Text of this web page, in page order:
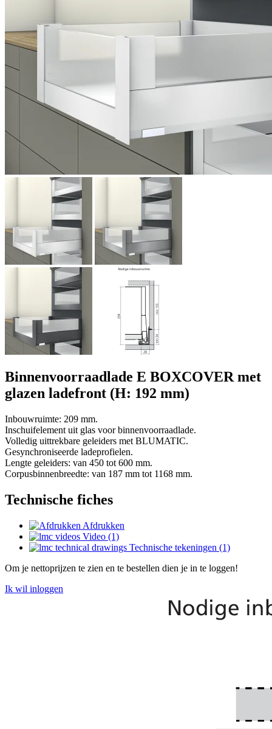
Binnenvoorraadlade E BOXCOVER met
glazen ladefront (H: 192 mm)
Inbouwruimte: 209 mm.
Inschuifelement uit glas voor binnenvoorraadlade.
Volledig uittrekbare geleiders met BLUMATIC.
Gesynchroniseerde ladeprofielen.
Lengte geleiders: van 450 tot 600 mm.
Corpusbinnenbreedte: van 187 mm tot 1168 mm.
Technische fiches
Afdrukken
Video (1)
Technische tekeningen (1)
Om je nettoprijzen te zien en te bestellen dien je in te loggen!
Ik wil inloggen